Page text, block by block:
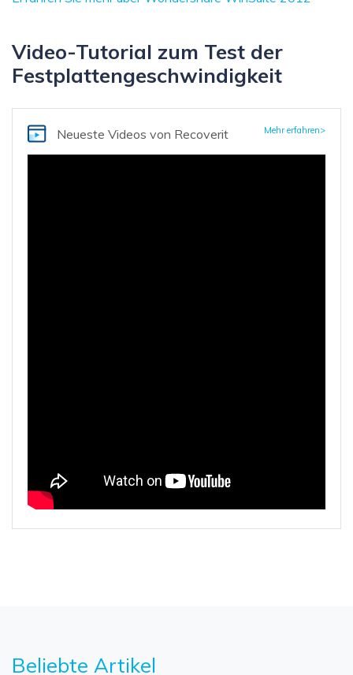
Video-Tutorial zum Test der
Festplattengeschwindigkeit
Neueste Videos von Recoverit Mehr erfahren>
Beliebte Artikel